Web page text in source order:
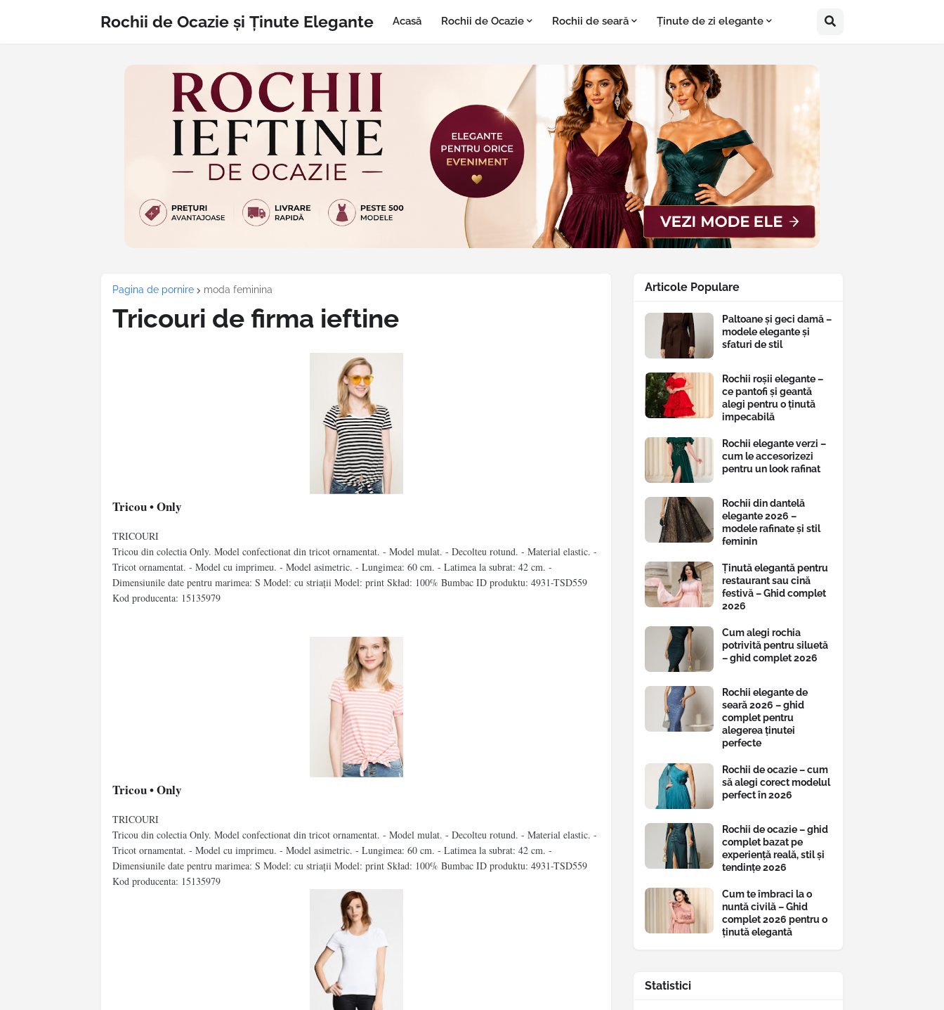
Rochii de Ocazie și Ținute Elegante Acasă Rochii de Ocazie Rochii de seară Ținute de zi elegante
Pagina de pornire moda feminina
Tricouri de firma ieftine
Tricou • Only
TRICOURI
Tricou din colectia Only. Model confectionat din tricot ornamentat. - Model mulat. - Decolteu rotund. - Material elastic. -
Tricot ornamentat. - Model cu imprimeu. - Model asimetric. - Lungimea: 60 cm. - Latimea la subrat: 42 cm. -
Dimensiunile date pentru marimea: S Model: cu striaţii Model: print Skład: 100% Bumbac ID produktu: 4931-TSD559
Kod producenta: 15135979
Tricou • Only
TRICOURI
Tricou din colectia Only. Model confectionat din tricot ornamentat. - Model mulat. - Decolteu rotund. - Material elastic. -
Tricot ornamentat. - Model cu imprimeu. - Model asimetric. - Lungimea: 60 cm. - Latimea la subrat: 42 cm. -
Dimensiunile date pentru marimea: S Model: cu striaţii Model: print Skład: 100% Bumbac ID produktu: 4931-TSD559
Kod producenta: 15135979
Articole Populare
Paltoane și geci damă –
modele elegante și
sfaturi de stil
Rochii roșii elegante –
ce pantofi și geantă
alegi pentru o ținută
impecabilă
Rochii elegante verzi –
cum le accesorizezi
pentru un look rafinat
Rochii din dantelă
elegante 2026 –
modele rafinate și stil
feminin
Ținută elegantă pentru
restaurant sau cină
festivă – Ghid complet
2026
Cum alegi rochia
potrivită pentru siluetă
– ghid complet 2026
Rochii elegante de
seară 2026 – ghid
complet pentru
alegerea ținutei
perfecte
Rochii de ocazie – cum
să alegi corect modelul
perfect în 2026
Rochii de ocazie – ghid
complet bazat pe
experiență reală, stil și
tendințe 2026
Cum te îmbraci la o
nuntă civilă – Ghid
complet 2026 pentru o
ținută elegantă
Statistici